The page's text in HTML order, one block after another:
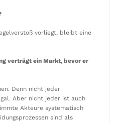
vorliegt, bleibt eine
verträgt ein Markt, bevor er
Denn nicht jeder
Aber nicht jeder ist auch
Akteure systematisch
sind als